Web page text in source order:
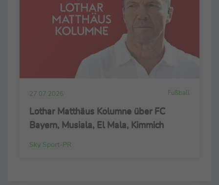
27.07.2026 Fußball
Lothar Matthäus Kolumne über FC
Bayern, Musiala, El Mala, Kimmich
Sky Sport-PR